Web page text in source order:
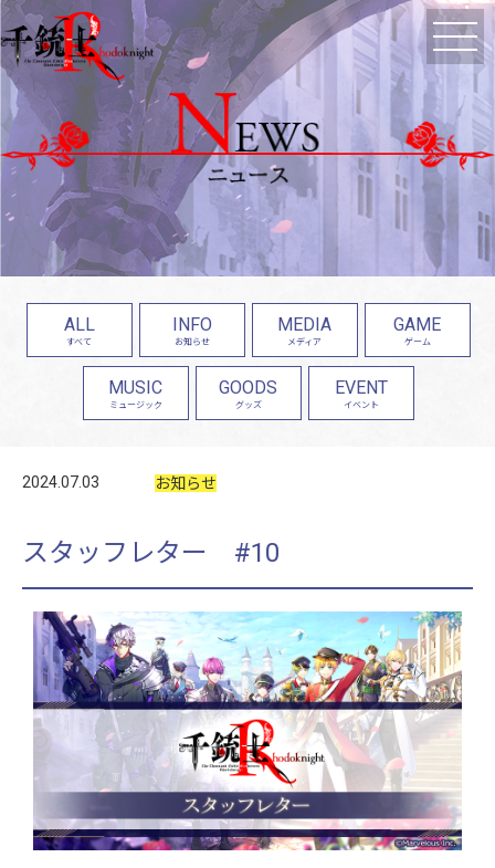
ALL
すべて
INFO
お知らせ
MEDIA
メディア
GAME
ゲーム
MUSIC
ミュージック
GOODS
グッズ
EVENT
イベント
2024.07.03 お知らせ
スタッフレター #10